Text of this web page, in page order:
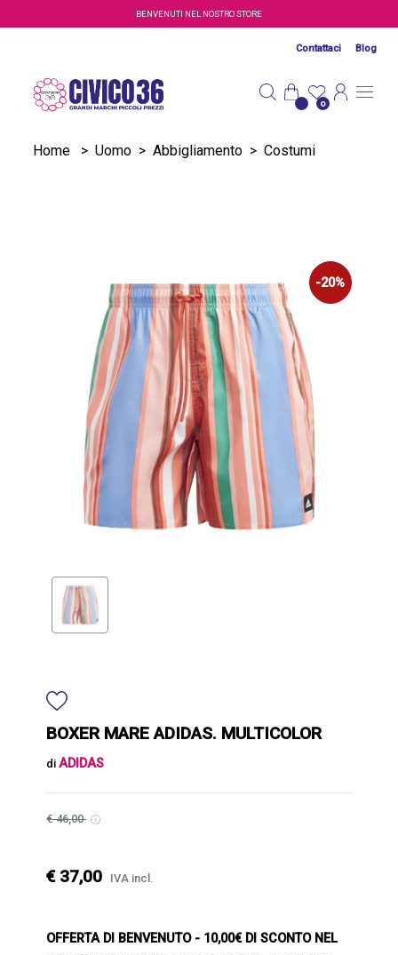
Salta al contenuto principaleBENVENUTI NEL NOSTRO STORE
Contattaci Blog
0
Home > Uomo > Abbigliamento > Costumi
-20%
BOXER MARE ADIDAS. MULTICOLOR
diADIDAS
€ 46,00
€ 37,00 IVA incl.
OFFERTA DI BENVENUTO- 10,00€ DI SCONTO NEL